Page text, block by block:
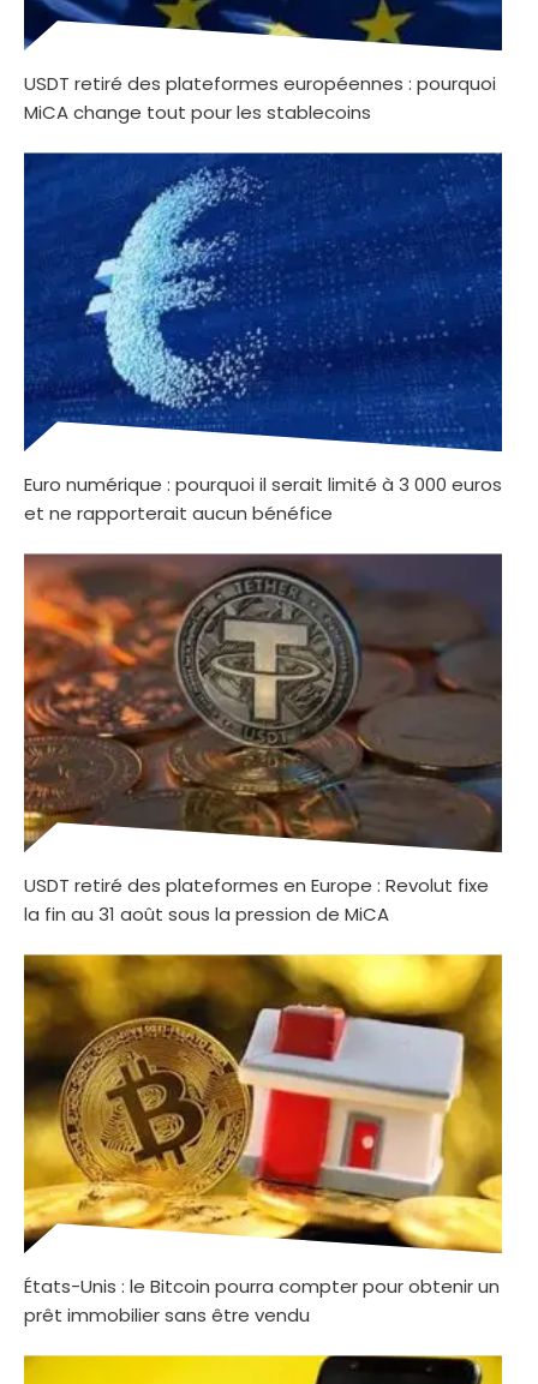
USDT retiré des plateformes européennes : pourquoi
MiCA change tout pour les stablecoins
Euro numérique : pourquoi il serait limité à 3 000 euros
et ne rapporterait aucun bénéfice
USDT retiré des plateformes en Europe : Revolut fixe
la fin au 31 août sous la pression de MiCA
États-Unis : le Bitcoin pourra compter pour obtenir un
prêt immobilier sans être vendu